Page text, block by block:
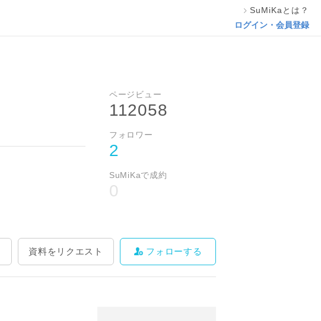
SuMiKaとは？
ログイン・会員登録
ページビュー
112058
フォロワー
2
SuMiKaで成約
0
資料をリクエスト フォローする